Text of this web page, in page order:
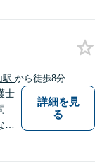
駅 から徒歩8分
士
詳細を見
る